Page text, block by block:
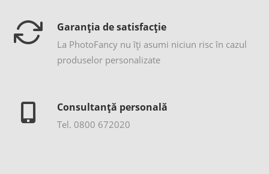
Garanția de satisfacție
La PhotoFancy nu îţi asumi niciun risc în cazul
produselor personalizate
Consultanță personală
Tel. 0800 672020